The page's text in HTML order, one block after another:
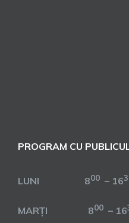
PROGRAM CU
LUNI 800 – 16
MARȚI 800 – 16